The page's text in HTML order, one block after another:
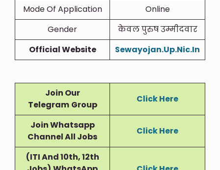
Mode Of Application
Online
Gender
केवल पुरुष उम्मीदवार
Official Website
Sewayojan.Up.Nic.In
Join Our
Telegram Group
Click Here
Join Whatsapp
Channel All Jobs
Click Here
(ITI And 10th, 12th